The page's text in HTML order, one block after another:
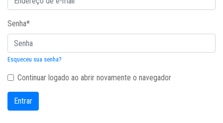
Senha*
Esqueceu sua senha?
Continuar logado ao abrir novamente o navegador
Entrar